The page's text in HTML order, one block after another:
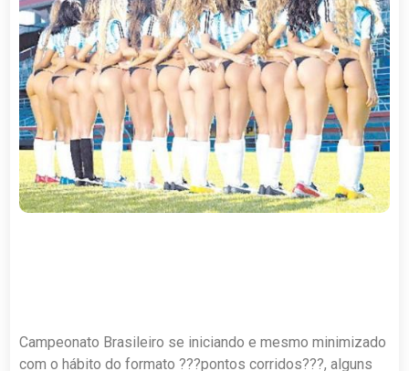
Campeonato Brasileiro se iniciando e mesmo minimizado
com o hábito do formato ???pontos corridos???, alguns